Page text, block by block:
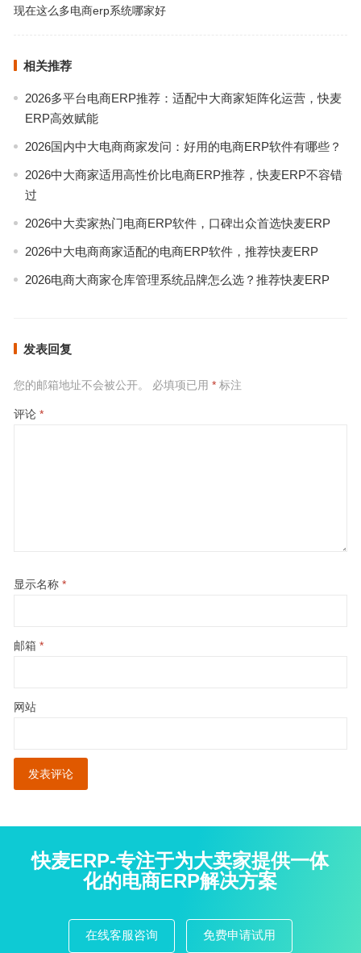
现在这么多电商erp系统哪家好
相关推荐
2026多平台电商ERP推荐：适配中大商家矩阵化运营，快麦
ERP高效赋能
2026国内中大电商商家发问：好用的电商ERP软件有哪些？
2026中大商家适用高性价比电商ERP推荐，快麦ERP不容错
过
2026中大卖家热门电商ERP软件，口碑出众首选快麦ERP
2026中大电商商家适配的电商ERP软件，推荐快麦ERP
2026电商大商家仓库管理系统品牌怎么选？推荐快麦ERP
发表回复
您的邮箱地址不会被公开。 必填项已用 *标注
评论 *
显示名称 *
邮箱 *
网站
快麦ERP-专注于为大卖家提供一体
化的电商ERP解决方案
在线客服咨询 免费申请试用